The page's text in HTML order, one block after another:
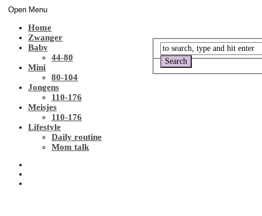
Open Menu
Home
Zwanger
Baby
44-80
Mini
80-104
Jongens
110-176
Meisjes
110-176
Lifestyle
Daily routine
Mom talk